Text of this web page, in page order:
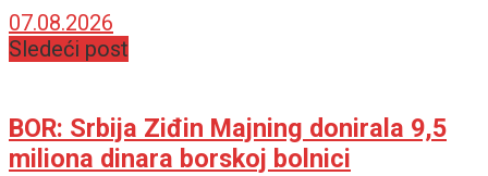
07.08.2026
Sledeći post
BOR: Srbija Ziđin Majning donirala 9,5
miliona dinara borskoj bolnici